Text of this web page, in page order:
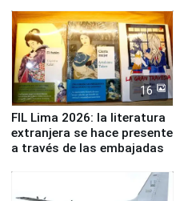
16
FIL Lima 2026: la literatura
extranjera se hace presente
a través de las embajadas